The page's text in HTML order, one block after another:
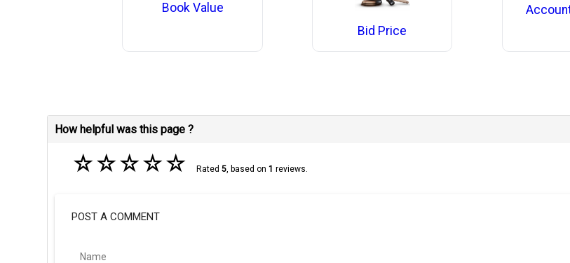
Book Value
Bid Price
How helpful was this page ?
☆☆☆☆☆ Rated 5, based on 1 reviews.
POST A COMMENT
Name